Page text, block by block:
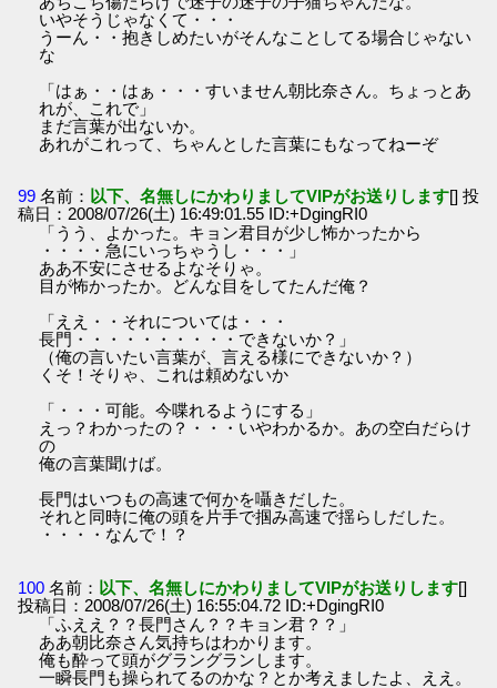
いやそうじゃなくて・・・
うーん・・抱きしめたいがそんなことしてる場合じゃない
な
「はぁ・・はぁ・・・すいません朝比奈さん。ちょっとあ
れが、これで」
まだ言葉が出ないか。
あれがこれって、ちゃんとした言葉にもなってねーぞ
99 名前： 以下、名無しにかわりましてVIPがお送りします[] 投
稿日：2008/07/26(土) 16:49:01.55 ID:+DgingRI0
「うう、よかった。キョン君目が少し怖かったから
・・・・急にいっちゃうし・・・」
ああ不安にさせるよなそりゃ。
目が怖かったか。どんな目をしてたんだ俺？
「ええ・・それについては・・・
長門・・・・・・・・・・できないか？」
（俺の言いたい言葉が、言える様にできないか？）
くそ！そりゃ、これは頼めないか
「・・・可能。今喋れるようにする」
えっ？わかったの？・・・いやわかるか。あの空白だらけ
の
俺の言葉聞けば。
長門はいつもの高速で何かを囁きだした。
それと同時に俺の頭を片手で掴み高速で揺らしだした。
・・・・なんで！？
100 名前： 以下、名無しにかわりましてVIPがお送りします[]
投稿日：2008/07/26(土) 16:55:04.72 ID:+DgingRI0
「ふええ？？長門さん？？キョン君？？」
ああ朝比奈さん気持ちはわかります。
俺も酔って頭がグラングランします。
一瞬長門も操られてるのかな？とか考えましたよ、ええ。